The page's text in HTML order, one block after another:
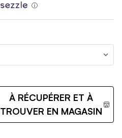
ⓘ
À RÉCUPÉRER ET À
TROUVER EN MAGASIN